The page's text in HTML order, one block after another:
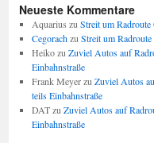
Neueste Kommentare
Aquarius zu Streit um Radroute
Cegorachzu Streit um Radroute
Heikozu Zuviel Autos auf
Einbahnstraße
Frank Meyerzu Zuviel Autos
teils Einbahnstraße
DATzu Zuviel Autos auf
Einbahnstraße